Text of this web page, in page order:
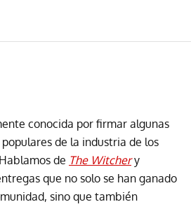
conocida por firmar algunas
de la industria de los
de The Witchery
que no solo se han ganado
sino que también